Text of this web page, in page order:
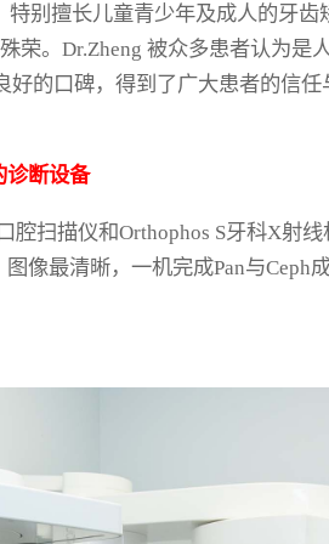
特别擅长儿童青少年及成人的牙
荣。Dr.Zheng 被众多患者认为是
好的口碑，得到了广大患者的信任
诊断设备
腔扫描仪和Orthophos S牙科X射
像最清晰，一机完成Pan与Ceph